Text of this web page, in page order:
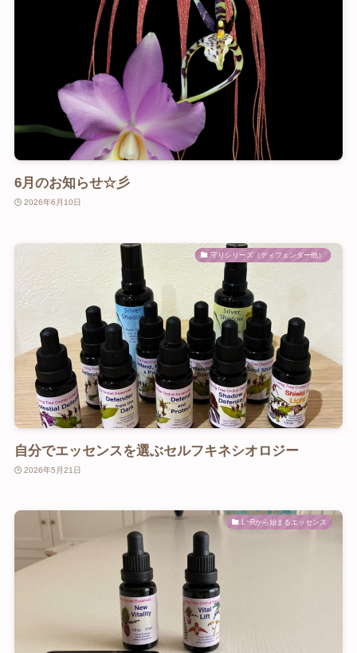
6月のお知らせ☆彡
2026年6月10日
守りシリーズ（ディフェンダー他）
自分でエッセンスを選ぶセルフキネシオロジー
2026年5月21日
L~Rから始まるエッセンス